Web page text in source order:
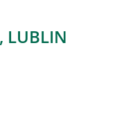
LUBLIN